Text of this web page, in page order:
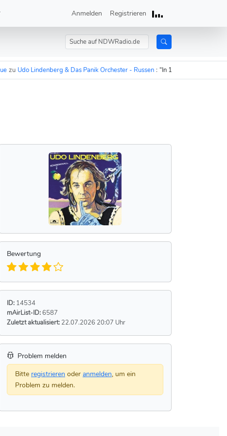
Anmelden Registrieren
Udo Lindenberg & Das Panik Orchester - Russen : “In 15 Minuten sind die
Bewertung
ID: 14534
mAirList-ID:6587
Zuletzt aktualisiert: 22.07.2026 20:07 Uhr
Problem melden
Bitte registrieren oder anmelden, um ein
Problem zu melden.